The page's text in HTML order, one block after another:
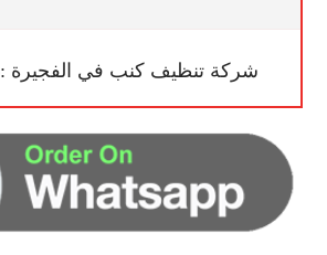
شركة تنظيف كنب في الفجيرة :0551030483